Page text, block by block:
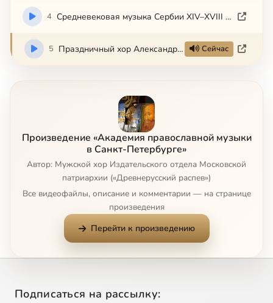
4 Средневековая музыка Сербии XIV–XVIII вв.
5 Праздничный хор Александро-Свирского монастыря Сейчас
Произведение «Академия православной музыки
в Санкт-Петербурге»
Автор: Мужской хор Издательского отдела Московской
патриархии («Древнерусский распев»)
Все видеофайлы, описание и комментарии — на странице
произведения
Перейти к произведению
Подписаться на рассылку: